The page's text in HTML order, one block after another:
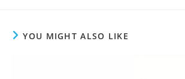
YOU MIGHT ALSO LIKE